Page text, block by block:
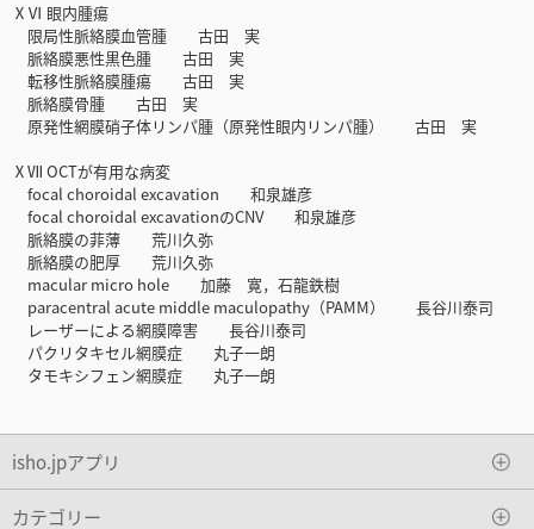
ⅩⅥ 眼内腫瘍
限局性脈絡膜血管腫 古田 実
脈絡膜悪性黒色腫 古田 実
転移性脈絡膜腫瘍 古田 実
脈絡膜骨腫 古田 実
原発性網膜硝子体リンパ腫（原発性眼内リンパ腫） 古田 実
ⅩⅦ OCTが有用な病変
focal choroidal excavation 和泉雄彦
focal choroidal excavationのCNV 和泉雄彦
脈絡膜の菲薄 荒川久弥
脈絡膜の肥厚 荒川久弥
macular micro hole 加藤 寛，石龍鉄樹
paracentral acute middle maculopathy（PAMM） 長谷川泰司
レーザーによる網膜障害 長谷川泰司
パクリタキセル網膜症 丸子一朗
タモキシフェン網膜症 丸子一朗
isho.jpアプリ
カテゴリー